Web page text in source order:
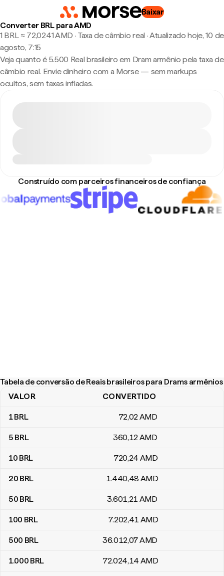
Baixar
Converter BRL para AMD
1 BRL ≈ 72,0241 AMD · Taxa de câmbio real ·Atualizado hoje, 10 de
agosto, 7:15
Veja quanto é 5.500 Real brasileiro em Dram armênio pela taxa de
câmbio real. Envie dinheiro com a Morse — sem markups
ocultos, sem taxas infladas.
Construído com parceiros financeiros de confiança
Tabela de conversão de Reais brasileiros para Drams armênios
Tabela de conversão de Reais brasileiros para Drams armênios
VALOR CONVERTIDO
1BRL 72,02AMD
5 BRL 360,12AMD
10 BRL 720,24 AMD
20 BRL 1.440,48 AMD
50 BRL 3.601,21 AMD
100 BRL 7.202,41 AMD
500 BRL 36.012,07AMD
1.000 BRL 72.024,14 AMD